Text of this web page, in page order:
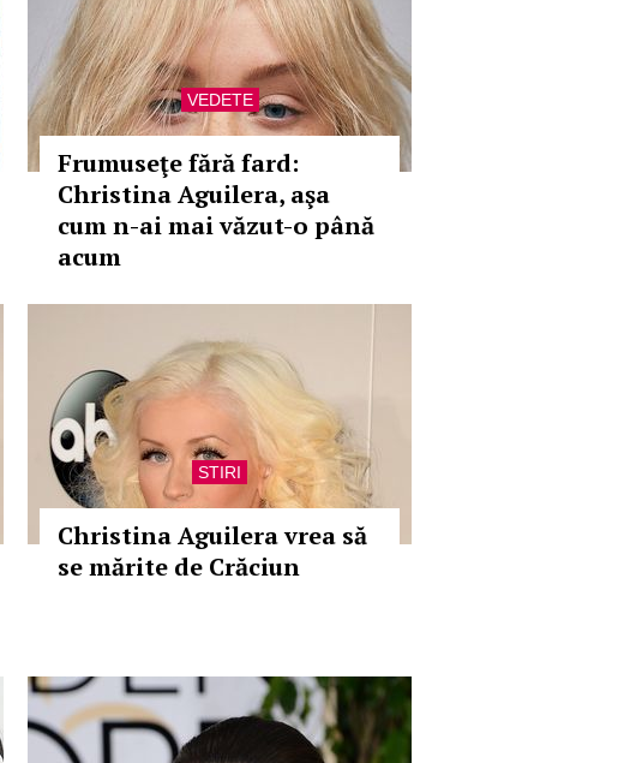
VEDETE
Frumuseţe fără fard:
Christina Aguilera, aşa
cum n-ai mai văzut-o până
acum
STIRI
Christina Aguilera vrea să
se mărite de Crăciun